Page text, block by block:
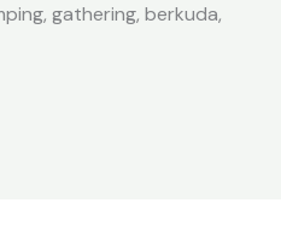
gathering, berkuda,